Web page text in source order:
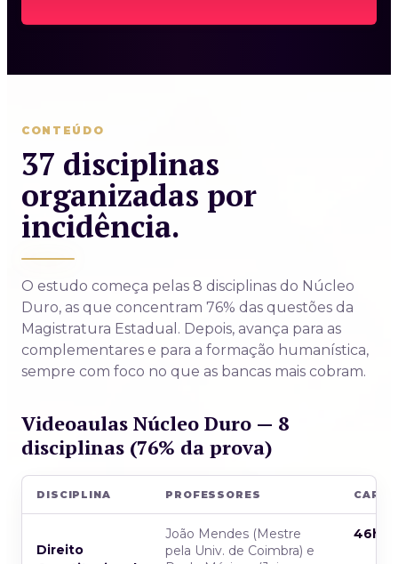
CONTEÚDO
37 disciplinas
organizadas por
incidência.
O estudo começa pelas 8 disciplinas do Núcleo
Duro, as que concentram 76% das questões da
Magistratura Estadual. Depois, avança para as
complementares e para a formação humanística,
sempre com foco no que as bancas mais cobram.
Videoaulas Núcleo Duro — 8
disciplinas (76% da prova)
DISCIPLINA PROFESSORES CARGA
Direito
João Mendes (Mestre
pela Univ. de Coimbra) e
46h